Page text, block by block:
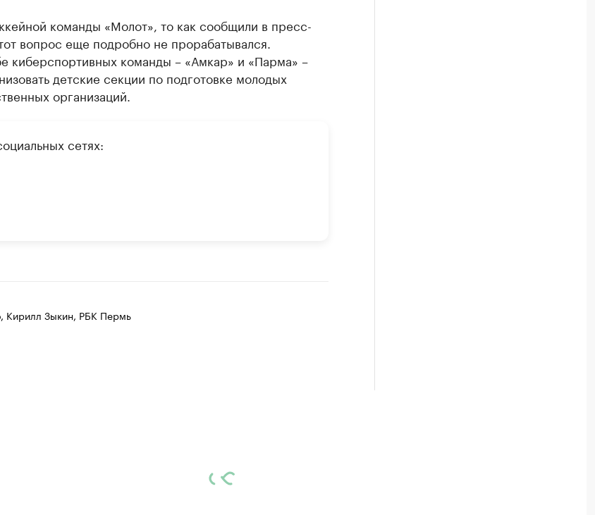
команды «Молот», то как сообщили в пресс-
вопрос еще подробно не прорабатывался.
киберспортивных команды – «Амкар» и «Парма» –
детские секции по подготовке молодых
организаций.
сетях:
Кирилл Зыкин, РБК Пермь